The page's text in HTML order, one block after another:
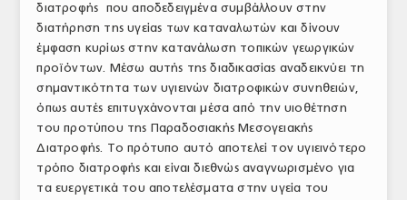
διατροφής που αποδεδειγμένα συμβάλλουν στην
διατήρηση της υγείας των καταναλωτών και δίνουν
έμφαση κυρίως στην κατανάλωση τοπικών γεωργικών
προϊόντων. Μέσω αυτής της διαδικασίας αναδεικνύει τη
σημαντικότητα των υγιεινών διατροφικών συνηθειών,
όπως αυτές επιτυγχάνονται μέσα από την υιοθέτηση
του προτύπου της Παραδοσιακής Μεσογειακής
Διατροφής. Το πρότυπο αυτό αποτελεί τον υγιεινότερο
τρόπο διατροφής και είναι διεθνώς αναγνωρισμένο για
τα ευεργετικά του αποτελέσματα στην υγεία του